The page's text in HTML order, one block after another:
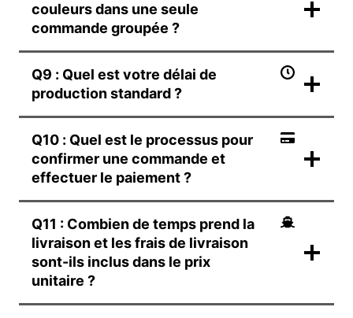
couleurs dans une seule
commande groupée ?
Q9 : Quel est votre délai de
production standard ?
Q10 : Quel est le processus pour
confirmer une commande et
effectuer le paiement ?
Q11 : Combien de temps prend la
livraison et les frais de livraison
sont-ils inclus dans le prix
unitaire ?